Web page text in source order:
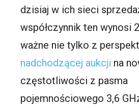
dzisiaj w ich sieci
współczynnik ten wynosi
ważne nie tylko z
nadchodzącej aukcji na
częstotliwości z pasma
pojemnościowego 3,6